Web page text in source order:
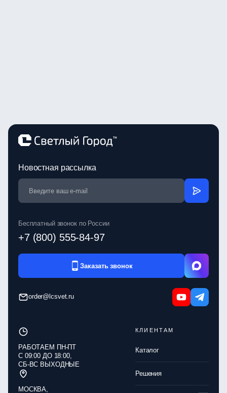
Новостная рассылка
Бесплатный звонок по России
+7 (800) 555-84-97
Заказать звонок
order@lcsvet.ru
КЛИЕНТАМ
Каталог
Решения
РАБОТАЕМ ПН‑ПТ
С 09:00 ДО 18:00,
СБ‑ВС ВЫХОДНЫЕ
МОСКВА,